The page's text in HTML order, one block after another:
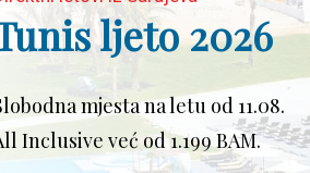
ljeto 2026
mjesta na letu od 11.08.
Inclusive već od 1.199 BAM.